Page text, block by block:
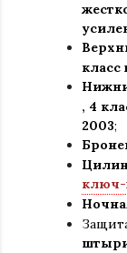
класс
, 4
2003;
ключ-